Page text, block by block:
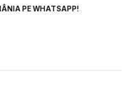
PE WHATSAPP!